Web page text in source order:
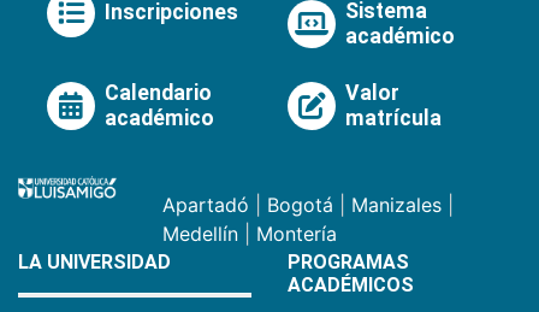
Inscripciones
Sistema
académico
Calendario
académico
Valor
matrícula
Apartadó Bogotá Manizales
Medellín
Montería
LA UNIVERSIDAD
PROGRAMAS
ACADÉMICOS